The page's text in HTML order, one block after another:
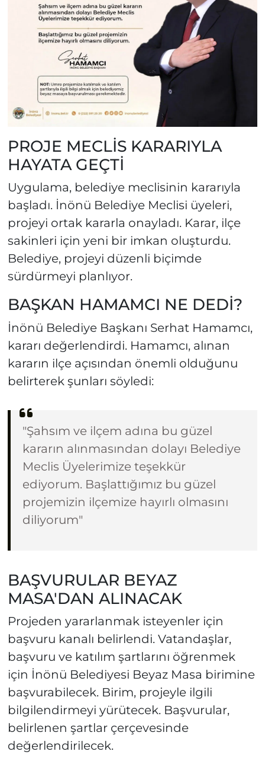
PROJE MECLİS KARARIYLA
HAYATA GEÇTİ
Uygulama, belediye meclisinin kararıyla
başladı. İnönü Belediye Meclisi üyeleri,
projeyi ortak kararla onayladı. Karar, ilçe
sakinleri için yeni bir imkan oluşturdu.
Belediye, projeyi düzenli biçimde
sürdürmeyi planlıyor.
BAŞKAN HAMAMCI NE DEDİ?
İnönü Belediye Başkanı Serhat Hamamcı,
kararı değerlendirdi. Hamamcı, alınan
kararın ilçe açısından önemli olduğunu
belirterek şunları söyledi:
"Şahsım ve ilçem adına bu güzel
kararın alınmasından dolayı Belediye
Meclis Üyelerimize teşekkür
ediyorum. Başlattığımız bu güzel
projemizin ilçemize hayırlı olmasını
diliyorum"
BAŞVURULAR BEYAZ
MASA'DAN ALINACAK
Projeden yararlanmak isteyenler için
başvuru kanalı belirlendi. Vatandaşlar,
başvuru ve katılım şartlarını öğrenmek
için İnönü Belediyesi Beyaz Masa birimine
başvurabilecek. Birim, projeyle ilgili
bilgilendirmeyi yürütecek. Başvurular,
belirlenen şartlar çerçevesinde
değerlendirilecek.